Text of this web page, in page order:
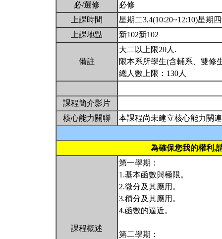
必/選修
必修
上課時間
星期二3,4(10:20~12:10)星期
上課地點
新102新102
備註
大二以上限20人.
限本系所學生(含輔系、雙修
總人數上限：130人
課程簡介影片
核心能力關聯
本課程尚未建立核心能力關連
為確保您我的權利,
課程概述
第一學期：
1.基本函數與極限。
2.微分及其應用。
3.積分及其應用。
4.函數的逼近。
第二學期：